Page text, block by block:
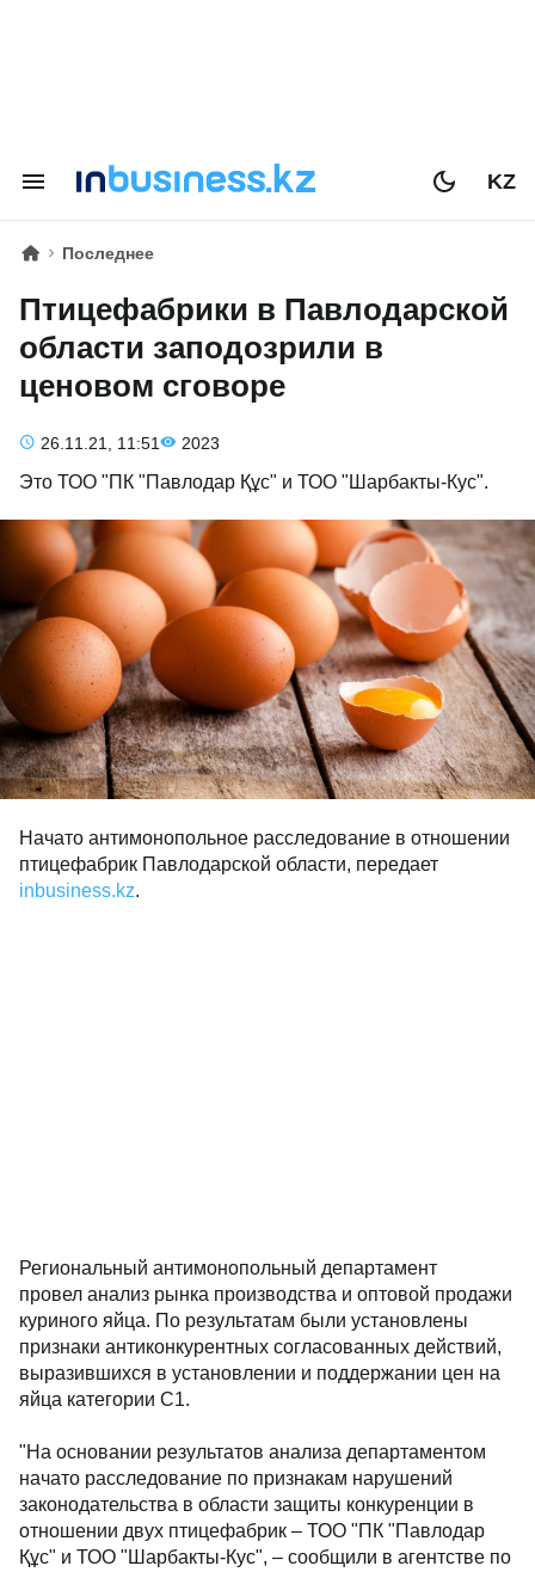
KZ
Последнее
Птицефабрики в Павлодарской
области заподозрили в
ценовом сговоре
26.11.21, 11:51 2023
Это ТОО "ПК "Павлодар Құс" и ТОО "Шарбакты-Кус".
Начато антимонопольное расследование в отношении
птицефабрик Павлодарской области, передает
inbusiness.kz.
Региональный антимонопольный департамент
провел анализ рынка производства и оптовой продажи
куриного яйца. По результатам были установлены
признаки антиконкурентных согласованных действий,
выразившихся в установлении и поддержании цен на
яйца категории С1.
"На основании результатов анализа департаментом
начато расследование по признакам нарушений
законодательства в области защиты конкуренции в
отношении двух птицефабрик – ТОО "ПК "Павлодар
Құс" и ТОО "Шарбакты-Кус", – сообщили в агентстве по